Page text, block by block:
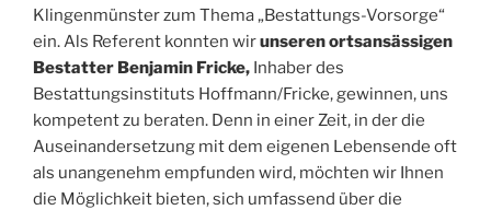
Klingenmünster zum Thema „Bestattungs-Vorsorge“
ein. Als Referent konnten wirunseren ortsansässigen
Bestatter Benjamin Fricke, Inhaber des
Bestattungsinstituts Hoffmann/Fricke, gewinnen, uns
kompetent zu beraten. Denn in einer Zeit, in der die
Auseinandersetzung mit dem eigenen Lebensende oft
als unangenehm empfunden wird, möchten wir Ihnen
die Möglichkeit bieten, sich umfassend über die